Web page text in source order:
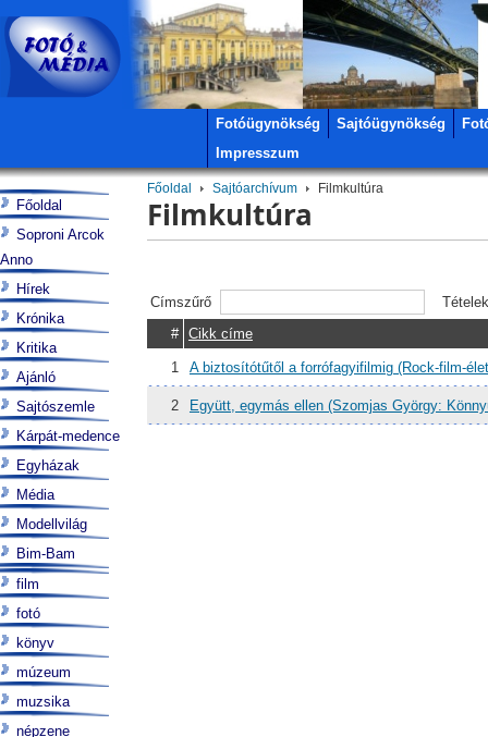
Fotóügynökség Sajtóügynökség
Impresszum
Főoldal Sajtóarchívum Filmkultúra
Filmkultúra
Címszűrő
#
Cikk címe
1 A biztosítótűtől a forrófagyifilmig (Rock-film-
2 Együtt, egymás ellen (Szomjas György:
Főoldal
Soproni Arcok
Anno
Hírek
Krónika
Kritika
Ajánló
Sajtószemle
Kárpát-medence
Egyházak
Média
Modellvilág
Bim-Bam
film
fotó
könyv
múzeum
muzsika
népzene